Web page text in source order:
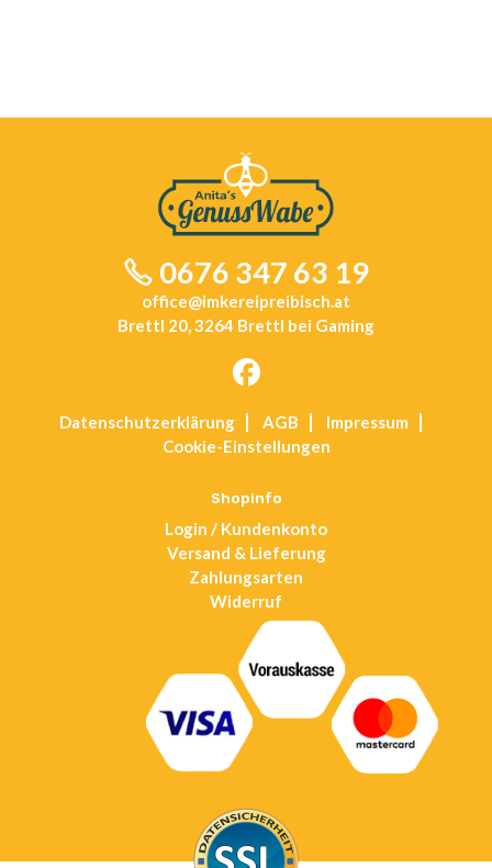
0676 347 63 19
office@imkereipreibisch.at
Brettl 20, 3264 Brettl bei Gaming
a
tab
Datenschutz­erklärung AGB
Impressum
Cookie-Einstellungen
Shopinfo
Login / Kundenkonto
Versand & Lieferung
Zahlungsarten
Widerruf